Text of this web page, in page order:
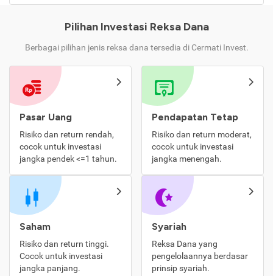
Pilihan Investasi Reksa Dana
Berbagai pilihan jenis reksa dana tersedia di Cermati Invest.
Pasar Uang
Risiko dan return rendah,
cocok untuk investasi
jangka pendek <=1 tahun.
Pendapatan Tetap
Risiko dan return moderat,
cocok untuk investasi
jangka menengah.
Saham
Risiko dan return tinggi.
Cocok untuk investasi
jangka panjang.
Syariah
Reksa Dana yang
pengelolaannya berdasar
prinsip syariah.